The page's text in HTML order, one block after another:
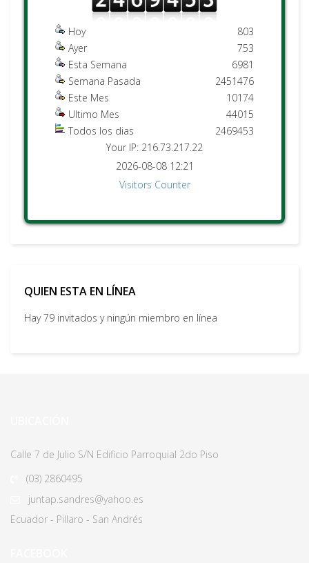
Hoy
Ayer
Esta Semana
Semana Pasada
Este Mes
Ultimo Mes
Todos los dias
803
753
6981
2451476
10174
44015
2469453
Your IP: 216.73.217.22
2026-08-08 12:21
Visitors Counter
QUIEN ESTA EN LÍNEA
Hay 79 invitados y ningún miembro en línea
Calle 7 de Julio S/N Edificio Parroquial 2do Piso
(03) 2860495
juntap.sandres@yahoo.es
Ecuador - Pillaro - San Andrés